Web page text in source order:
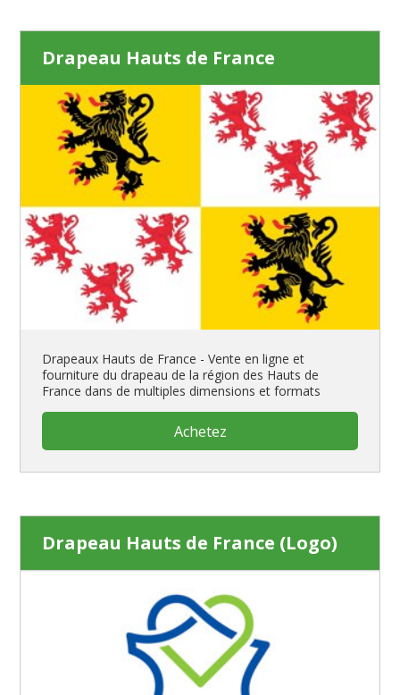
Drapeau Hauts de France
Drapeaux Hauts de France - Vente en ligne et
fourniture du drapeau de la région des Hauts de
France dans de multiples dimensions et formats
Achetez
Drapeau Hauts de France (Logo)